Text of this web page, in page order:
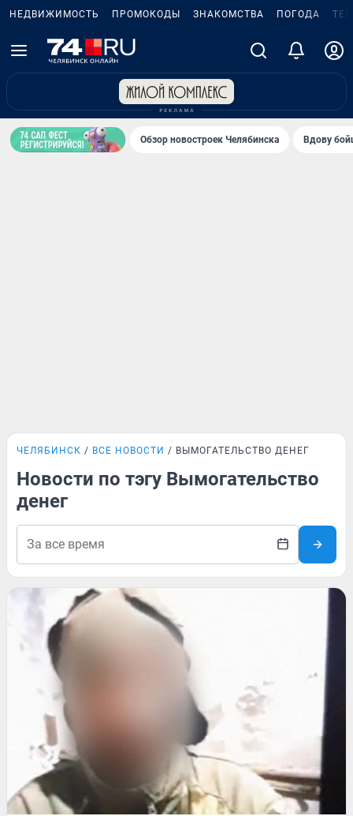
НЕДВИЖИМОСТЬ ПРОМОКОДЫ ЗНАКОМСТВА ПОГОДА
Обзор новостроек Челябинска Вдову
ЧЕЛЯБИНСК ВСЕ НОВОСТИ ВЫМОГАТЕЛЬСТВО ДЕНЕГ
Новости по тэгу Вымогательство
денег